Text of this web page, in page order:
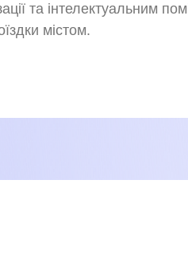
та інтелектуальним
містом.